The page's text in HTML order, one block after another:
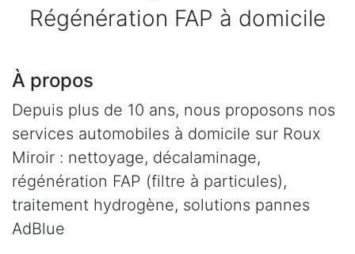
Régénération FAP à domicile
À propos
Depuis plus de 10 ans, nous proposons nos
services automobiles à domicile sur Roux
Miroir : nettoyage, décalaminage,
régénération FAP (filtre à particules),
traitement hydrogène, solutions pannes
AdBlue